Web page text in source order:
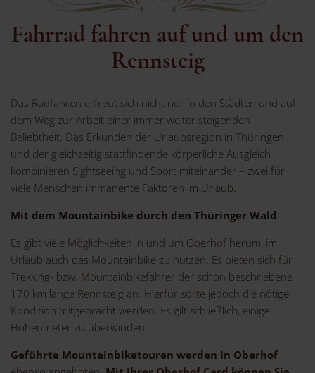
Fahrrad fahren auf und um den
Rennsteig
Das Radfahren erfreut sich nicht nur in den Städten und auf
dem Weg zur Arbeit einer immer weiter steigenden
Beliebtheit. Das Erkunden der Urlaubsregion in Thüringen
und der gleichzeitig stattfindende körperliche Ausgleich
kombinieren Sightseeing und Sport miteinander – zwei für
viele Menschen immanente Faktoren im Urlaub.
Mit dem Mountainbike durch den Thüringer Wald
Es gibt viele Möglichkeiten in und um Oberhof herum, im
Urlaub auch das Mountainbike zu nutzen. Es bieten sich für
Trekking- bzw. Mountainbikefahrer der schon beschriebene
170 km lange Rennsteig an. Hierfür sollte jedoch die nötige
Kondition mitgebracht werden. Es gilt schließlich, einige
Höhenmeter zu überwinden.
Geführte Mountainbiketouren werden in Oberhof